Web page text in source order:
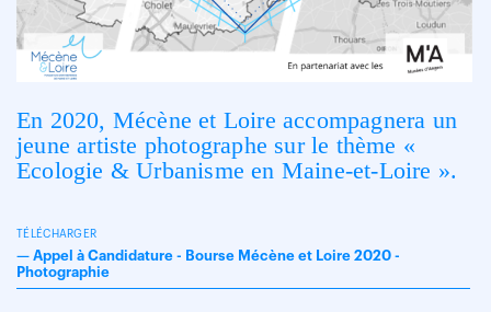
En 2020, Mécène et Loire accompagnera un
jeune artiste photographe sur le thème «
Ecologie & Urbanisme en Maine-et-Loire ».
TÉLÉCHARGER
— Appel à Candidature - Bourse Mécène et Loire 2020 -
Photographie